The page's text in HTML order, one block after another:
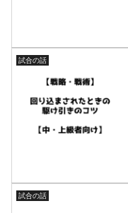
試合の話
試合の話